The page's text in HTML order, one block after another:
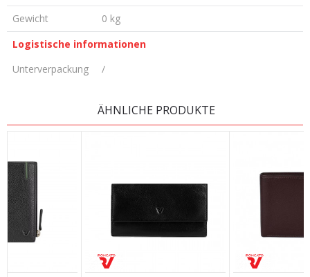
Gewicht
0 kg
Logistische informationen
Unterverpackung
/
E-Mail
Nachricht
ÄHNLICHE PRODUKTE